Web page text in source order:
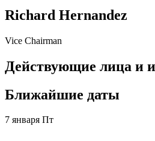
Richard Hernandez
Vice Chairman
Действующие лица и
Ближайшие даты
7 января Пт